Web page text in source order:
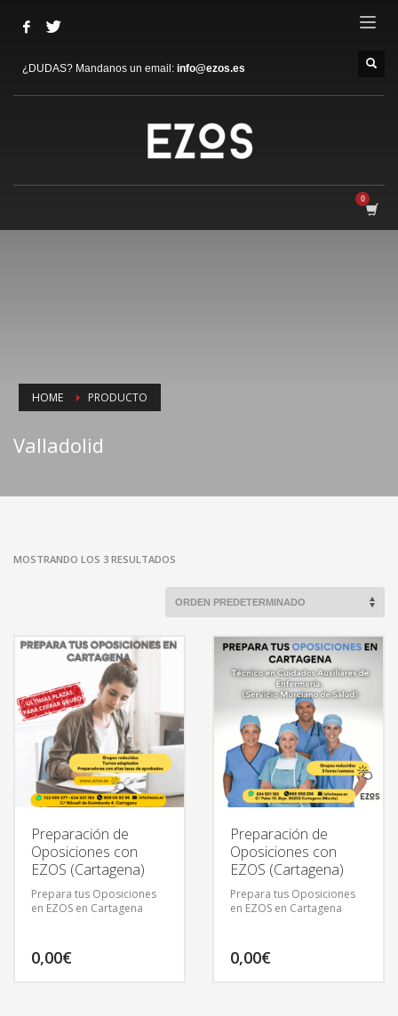
¿DUDAS? Mandanos un email: info@ezos.es
HOME PRODUCTO
Valladolid
MOSTRANDO LOS 3 RESULTADOS
Preparación de
Oposiciones con
EZOS (Cartagena)
Prepara tus Oposiciones
en EZOS en Cartagena
0,00€
Preparación de
Oposiciones con
EZOS (Cartagena)
Prepara tus Oposiciones
en EZOS en Cartagena
0,00€